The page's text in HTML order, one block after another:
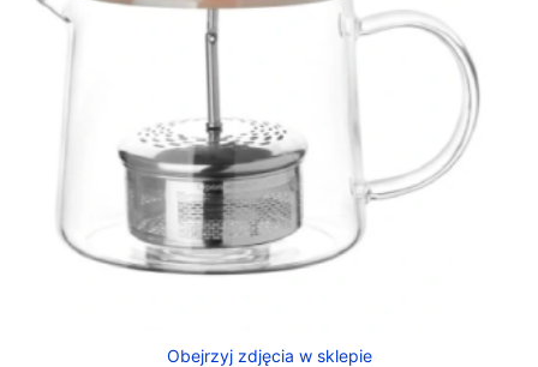
Obejrzyj zdjęcia w sklepie